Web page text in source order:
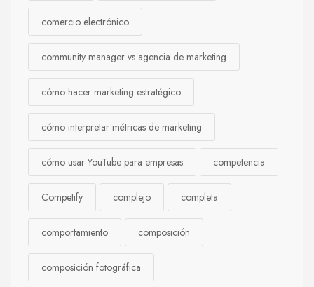
comercio electrónico
community manager vs agencia de marketing
cómo hacer marketing estratégico
cómo interpretar métricas de marketing
cómo usar YouTube para empresas competencia
Competify complejo completa
comportamiento composición
composición fotográfica